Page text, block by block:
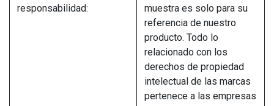
responsabilidad:
muestra es solo para su
referencia de nuestro
producto. Todo lo
relacionado con los
derechos de propiedad
intelectual de las marcas
pertenece a las empresas